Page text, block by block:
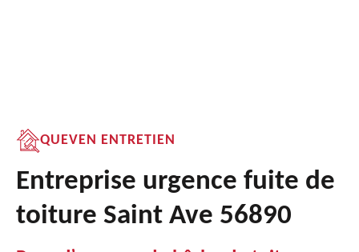
QUEVEN ENTRETIEN
Entreprise urgence fuite de
toiture Saint Ave 56890